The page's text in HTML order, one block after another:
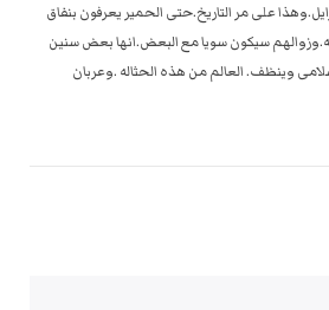
علی مر التاریخ.حتی الحمیر یعرفون بنفاق
سیکون سویا مع البعض.انها بعض سنین
وینظف. العالم من هذه الحثاله .وعربان